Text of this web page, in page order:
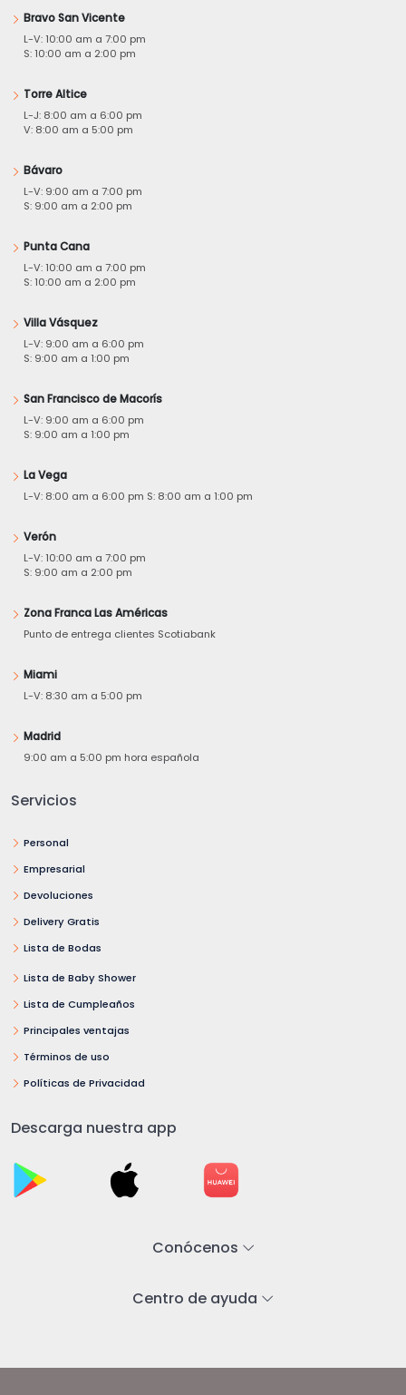
Bravo San Vicente
L-V: 10:00 am a 7:00 pm
S: 10:00 am a 2:00 pm
Torre Altice
L-J: 8:00 am a 6:00 pm
V: 8:00 am a 5:00 pm
Bávaro
L-V: 9:00 am a 7:00 pm
S: 9:00 am a 2:00 pm
Punta Cana
L-V: 10:00 am a 7:00 pm
S: 10:00 am a 2:00 pm
Villa Vásquez
L-V: 9:00 am a 6:00 pm
S: 9:00 am a 1:00 pm
San Francisco de Macorís
L-V: 9:00 am a 6:00 pm
S: 9:00 am a 1:00 pm
La Vega
L-V: 8:00 am a 6:00 pm S: 8:00 am a 1:00 pm
Verón
L-V: 10:00 am a 7:00 pm
S: 9:00 am a 2:00 pm
Zona Franca Las Américas
Punto de entrega clientes Scotiabank
Miami
L-V: 8:30 am a 5:00 pm
Madrid
9:00 am a 5:00 pm hora española
Servicios
Personal
Empresarial
Devoluciones
Delivery Gratis
Lista de Bodas
Lista de Baby Shower
Lista de Cumpleaños
Principales ventajas
Términos de uso
Políticas de Privacidad
Descarga nuestra app
Conócenos
Centro de ayuda